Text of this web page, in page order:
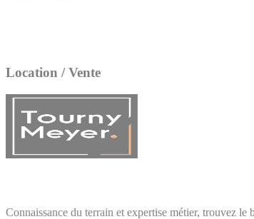
Location / Vente
Connaissance du terrain et expertise métier, trouvez